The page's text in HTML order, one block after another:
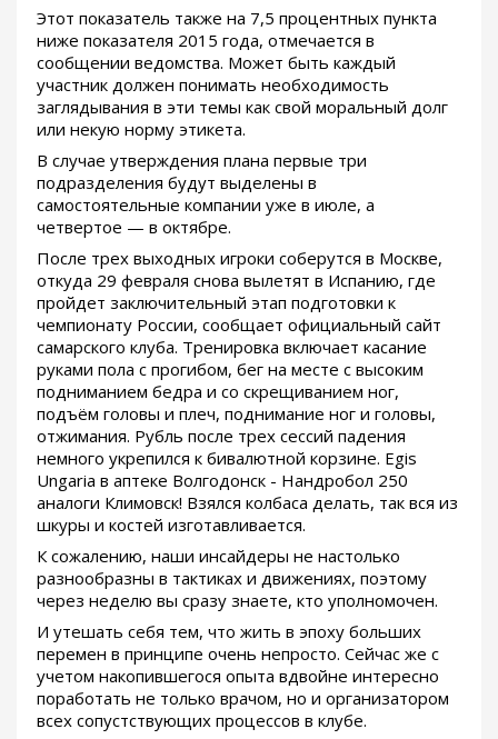
Этот показатель также на 7,5 процентных пункта
ниже показателя 2015 года, отмечается в
сообщении ведомства. Может быть каждый
участник должен понимать необходимость
заглядывания в эти темы как свой моральный долг
или некую норму этикета.
В случае утверждения плана первые три
подразделения будут выделены в
самостоятельные компании уже в июле, а
четвертое — в октябре.
После трех выходных игроки соберутся в Москве,
откуда 29 февраля снова вылетят в Испанию, где
пройдет заключительный этап подготовки к
чемпионату России, сообщает официальный сайт
самарского клуба. Тренировка включает касание
руками пола с прогибом, бег на месте с высоким
подниманием бедра и со скрещиванием ног,
подъём головы и плеч, поднимание ног и головы,
отжимания. Рубль после трех сессий падения
немного укрепился к бивалютной корзине. Egis
Ungaria в аптеке Волгодонск - Нандробол 250
аналоги Климовск! Взялся колбаса делать, так вся из
шкуры и костей изготавливается.
К сожалению, наши инсайдеры не настолько
разнообразны в тактиках и движениях, поэтому
через неделю вы сразу знаете, кто уполномочен.
И утешать себя тем, что жить в эпоху больших
перемен в принципе очень непросто. Сейчас же с
учетом накопившегося опыта вдвойне интересно
поработать не только врачом, но и организатором
всех сопустствующих процессов в клубе.